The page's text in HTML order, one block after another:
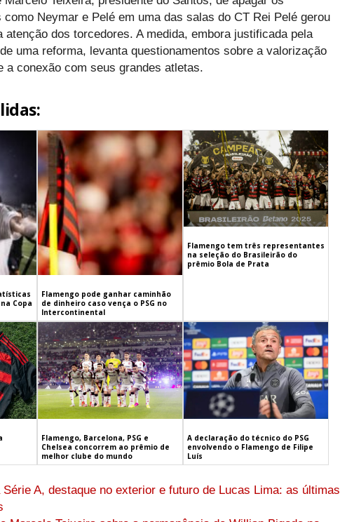
Neymar e Pelé em uma das salas do CT Rei Pelé gerou
atenção dos torcedores. A medida, embora justificada pela
uma reforma, levanta questionamentos sobre a valorização
a conexão com seus grandes atletas.
Copa
Flamengo pode ganhar caminhão
de dinheiro caso vença o PSG no
Intercontinental
Flamengo tem três representantes
na seleção do Brasileirão do
prêmio Bola de Prata
Flamengo, Barcelona, PSG e
Chelsea concorrem ao prêmio de
melhor clube do mundo
A declaração do técnico do PSG
envolvendo o Flamengo de Filipe
Luís
Série A, destaque no exterior e futuro de Lucas Lima: as últimas